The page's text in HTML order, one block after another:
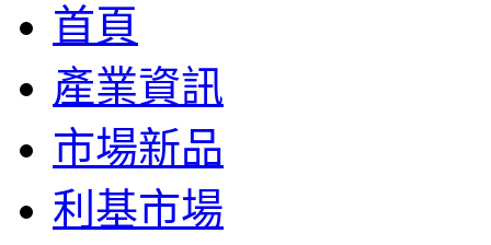
首頁
產業資訊
市場新品
利基市場